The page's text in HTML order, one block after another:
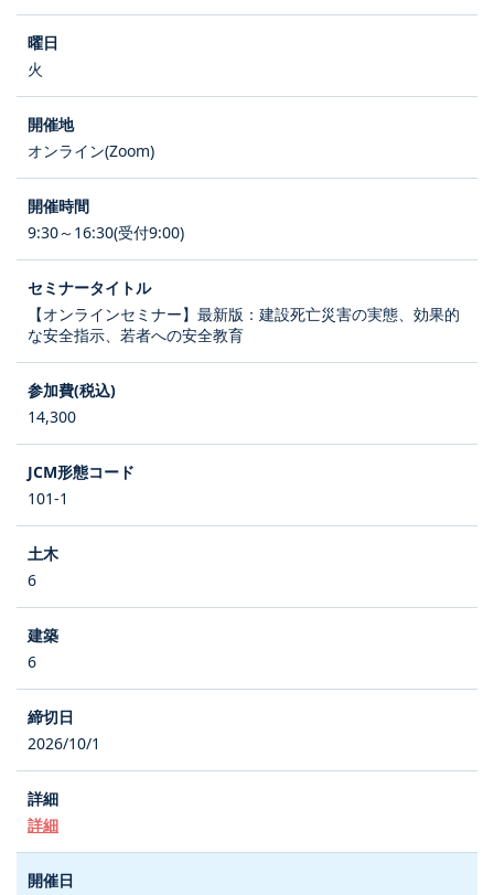
火
オンライン(Zoom)
9:30～16:30(受付9:00)
【オンラインセミナー】最新版：建設死亡災害の実態、効果的
な安全指示、若者への安全教育
14,300
101-1
6
6
2026/10/1
詳細